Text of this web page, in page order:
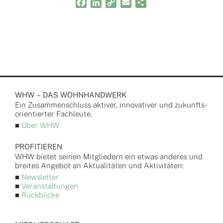
Facebook
LinkedIn
Copy
Email
WHW – DAS WOHNHANDWERK
Ein Zusammen­schluss aktiver, inno­vativer und zukunfts­
orientierter Fach­leute.
■ Über WHW
PROFITIEREN
WHW bietet seinen Mitgliedern ein etwas anderes und
breites Angebot an Aktualitäten und Aktivitäten:
■ Newsletter
■ Veranstaltungen
■ Rückblicke